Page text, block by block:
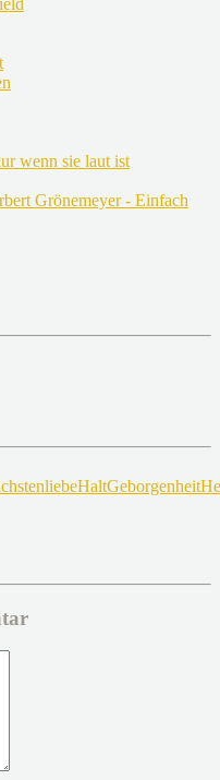
wenn sie laut ist
Grönemeyer - Einfach
HaltGeborgenheit